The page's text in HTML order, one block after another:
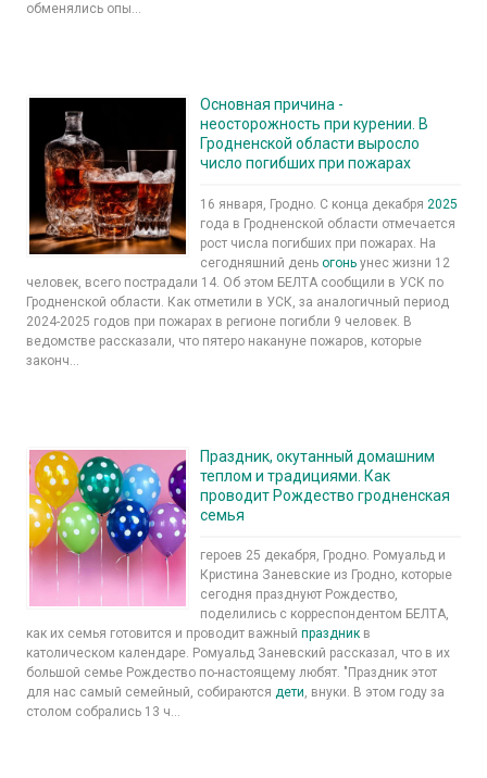
обменялись опы...
Основная причина -
неосторожность при курении. В
Гродненской области выросло
число погибших при пожарах
16 января, Гродно. С конца декабря 2025
года в Гродненской области отмечается
рост числа погибших при пожарах. На
сегодняшний день огонь унес жизни 12
человек, всего пострадали 14. Об этом БЕЛТА сообщили в УСК по
Гродненской области. Как отметили в УСК, за аналогичный период
2024-2025 годов при пожарах в регионе погибли 9 человек. В
ведомстве рассказали, что пятеро накануне пожаров, которые
законч...
Праздник, окутанный домашним
теплом и традициями. Как
проводит Рождество гродненская
семья
героев 25 декабря, Гродно. Ромуальд и
Кристина Заневские из Гродно, которые
сегодня празднуют Рождество,
поделились с корреспондентом БЕЛТА,
как их семья готовится и проводит важный праздник в
католическом календаре. Ромуальд Заневский рассказал, что в их
большой семье Рождество по-настоящему любят. "Праздник этот
для нас самый семейный, собираются дети, внуки. В этом году за
столом собрались 13 ч...